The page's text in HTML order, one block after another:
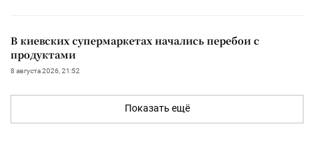
В киевских супермаркетах начались перебои с
продуктами
8 августа 2026, 21:52
Показать ещё